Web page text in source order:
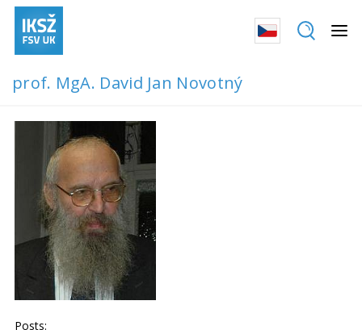
prof. MgA. David Jan Novotný
Posts: